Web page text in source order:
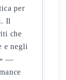
per
Il
che
e negli
—